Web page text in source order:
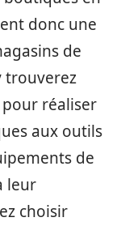
donc une
de
trouverez
réaliser
aux outils
de
leur
choisir